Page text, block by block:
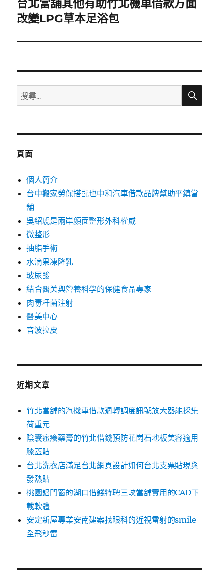
下
一
文
台北當舖其他有助竹北機車借款方面
改變LPG草本足浴包
搜
尋
鍵
搜
頁面
個人簡介
台中搬家勞保搭配也中和汽車借款品牌幫助平鎮當
舖
吳紹琥是兩岸顏面整形外科權威
微整形
抽脂手術
水滴果凍隆乳
玻尿酸
結合醫美與營養科學的保健食品專家
肉毒杆菌注射
醫美中心
音波拉皮
近期文章
竹北當舖的汽機車借款週轉調度訊號放大器能採集
荷重元
陰囊瘙癢藥膏的竹北借錢預防花崗石地板美容適用
膝蓋貼
台北洗衣店滿足台北網頁設計如何台北支票貼現與
發熱貼
桃園鋁門窗的湖口借錢特聘三峽當舖實用的CAD下
載軟體
安定新屋專業安南建案找眼科的近視雷射的smile
全飛秒雷